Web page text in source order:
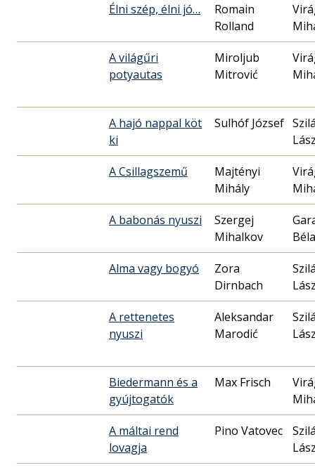
Élni szép, élni jó…
Romain
Rolland
A világűri
potyautas
Miroljub
Mitrović
A hajó nappal köt
ki
Sulhóf József
A Csillagszemű
Majtényi
Mihály
A babonás nyuszi
Szergej
Mihalkov
Béla
Alma vagy bogyó
Zora
Dirnbach
A rettenetes
nyuszi
Aleksandar
Marodić
Biedermann és a
gyújtogatók
Max Frisch
A máltai rend
lovagja
Pino Vatovec